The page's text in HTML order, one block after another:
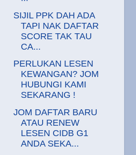
SIJIL PPK DAH ADA
TAPI NAK DAFTAR
SCORE TAK TAU
CA...
PERLUKAN LESEN
KEWANGAN? JOM
HUBUNGI KAMI
SEKARANG !
JOM DAFTAR BARU
ATAU RENEW
LESEN CIDB G1
ANDA SEKA...